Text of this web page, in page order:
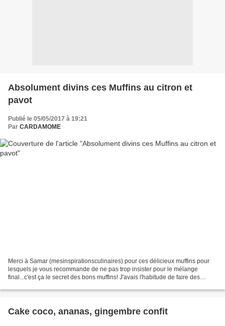
Absolument divins ces Muffins au citron et
pavot
Publié le 05/05/2017 à 19:21
Par CARDAMOME
Merci à Samar (mesinspirationsculinaires) pour ces délicieux muffins pour
lesquels je vous recommande de ne pas trop insister pour le mélange
final...c'est ça le secret des bons muffins! J'avais l'habitude de faire des
Cake coco, ananas, gingembre confit